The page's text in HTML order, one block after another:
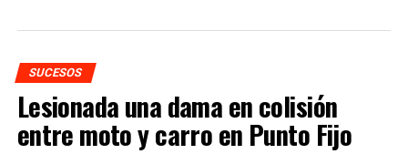
SUCESOS
Lesionada una dama en colisión
entre moto y carro en Punto Fijo